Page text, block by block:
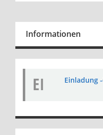
Informationen
EI Einladung